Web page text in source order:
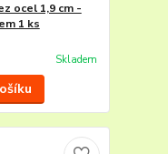
ocel 1,9 cm -
1 ks
Skladem